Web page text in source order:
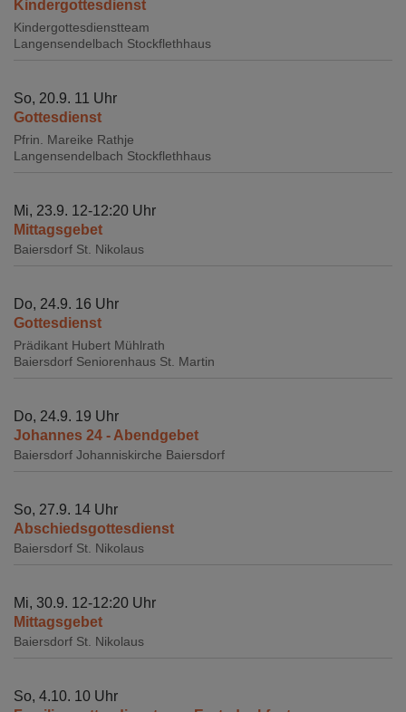
Kindergottesdienst
Kindergottesdienstteam
Langensendelbach Stockflethhaus
So, 20.9. 11 Uhr
Gottesdienst
Pfrin. Mareike Rathje
Langensendelbach Stockflethhaus
Mi, 23.9. 12-12:20 Uhr
Mittagsgebet
Baiersdorf St. Nikolaus
Do, 24.9. 16 Uhr
Gottesdienst
Prädikant Hubert Mühlrath
Baiersdorf Seniorenhaus St. Martin
Do, 24.9. 19 Uhr
Johannes 24 - Abendgebet
Baiersdorf Johanniskirche Baiersdorf
So, 27.9. 14 Uhr
Abschiedsgottesdienst
Baiersdorf St. Nikolaus
Mi, 30.9. 12-12:20 Uhr
Mittagsgebet
Baiersdorf St. Nikolaus
So, 4.10. 10 Uhr